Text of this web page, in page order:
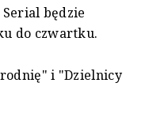
będzie
do czwartku.
i "Dzielnicy